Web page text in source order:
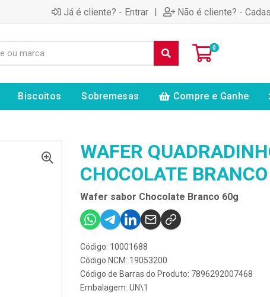
Já é cliente? - Entrar | Não é cliente? -
0
Biscoitos Sobremesas Compre e Ganhe
WAFER
CHOCOLATE
Wafer sabor Chocolate Branco 60g
Código: 10001688
Código NCM: 19053200
Código de Barras do Produto: 7896292007468
Embalagem: UN\1